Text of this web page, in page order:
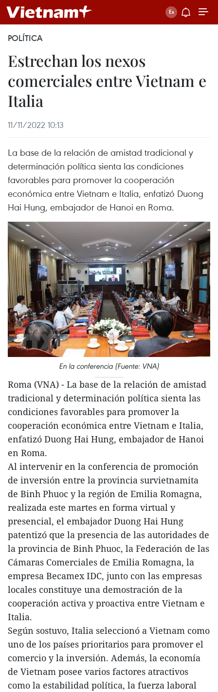
POLÍTICA
Estrechan los nexos
comerciales entre Vietnam e
Italia
11/11/2022 10:13
La base de la relación de amistad tradicional y
determinación política sienta las condiciones
favorables para promover la cooperación
económica entre Vietnam e Italia, enfatizó Duong
Hai Hung, embajador de Hanoi en Roma.
En la conferencia (Fuente: VNA)
Roma (VNA) - La base de la relación de amistad
tradicional y determinación política sienta las
condiciones favorables para promover la
cooperación económica entre Vietnam e Italia,
enfatizó Duong Hai Hung, embajador de Hanoi
en Roma.
Al intervenir en la conferencia de promoción
de inversión entre la provincia survietnamita
de Binh Phuoc y la región de Emilia Romagna,
realizada este martes en forma virtual y
presencial, el embajador Duong Hai Hung
patentizó que la presencia de las autoridades de
la provincia de Binh Phuoc, la Federación de las
Cámaras Comerciales de Emilia Romagna, la
empresa Becamex IDC, junto con las empresas
locales constituye una demostración de la
cooperación activa y proactiva entre Vietnam e
Italia.
Según sostuvo, Italia seleccionó a Vietnam como
uno de los países prioritarios para promover el
comercio y la inversión. Además, la economía
de Vietnam posee varios factores atractivos
como la estabilidad política, la fuerza laboral